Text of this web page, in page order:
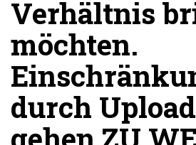
Verhältnis
möchten.
durch